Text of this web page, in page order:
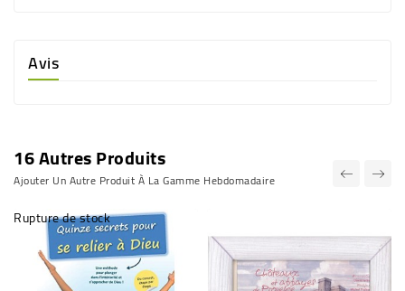
Avis
16 Autres Produits
Ajouter Un Autre Produit À La Gamme Hebdomadaire
Rupture de stock